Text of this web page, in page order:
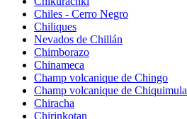
Chiles - Cerro Negro
Chiliques
Nevados de Chillán
Chimborazo
Chinameca
Champ volcanique de Chingo
Champ volcanique de Chiquimula
Chiracha
Chirinkotan